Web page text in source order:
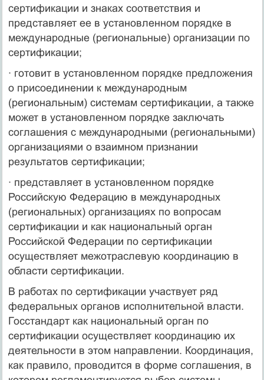
сертификации и знаках соответствия и
представляет ее в установленном порядке в
международные (региональные) организации по
сертификации;
· готовит в установленном порядке предложения
о присоединении к международным
(региональным) системам сертификации, а также
может в установленном порядке заключать
соглашения с международными (региональными)
организациями о взаимном признании
результатов сертификации;
· представляет в установленном порядке
Российскую Федерацию в международных
(региональных) организациях по вопросам
сертификации и как национальный орган
Российской Федерации по сертификации
осуществляет межотраслевую координацию в
области сертификации.
В работах по сертификации участвует ряд
федеральных органов исполнительной власти.
Госстандарт как национальный орган по
сертификации осуществляет координацию их
деятельности в этом направлении. Координация,
как правило, проводится в форме соглашения, в